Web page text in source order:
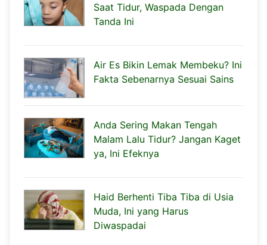
Saat Tidur, Waspada Dengan
Tanda Ini
Air Es Bikin Lemak Membeku? Ini
Fakta Sebenarnya Sesuai Sains
Anda Sering Makan Tengah
Malam Lalu Tidur? Jangan Kaget
ya, Ini Efeknya
Haid Berhenti Tiba Tiba di Usia
Muda, Ini yang Harus
Diwaspadai